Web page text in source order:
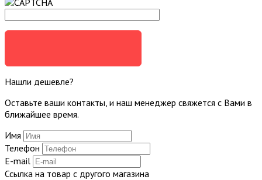
Нашли дешевле?
Оставьте ваши контакты, и наш менеджер свяжется с Вами в
ближайшее время.
Имя
Телефон
E-mail
Ссылка на товар с другого магазина